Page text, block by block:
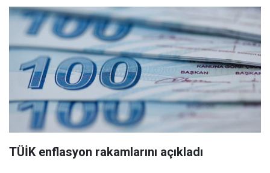
TÜİK enflasyon rakamlarını açıkladı